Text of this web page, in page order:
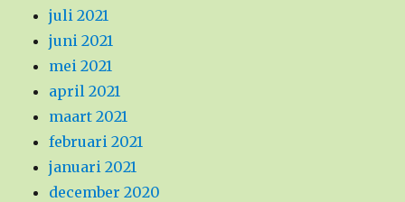
juli 2021
juni 2021
mei 2021
april 2021
maart 2021
februari 2021
januari 2021
december 2020